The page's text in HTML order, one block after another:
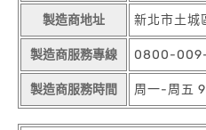
製造商地址 新北市土城
製造商服務專線 0800-
製造商服務時間 周一-周五